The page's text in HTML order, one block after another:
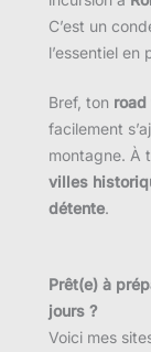
C’est un
l’essentiel en
Bref, ton road
facilement
montagne. À
villes
détente.
Prêt(e) à
jours ?
Voici mes